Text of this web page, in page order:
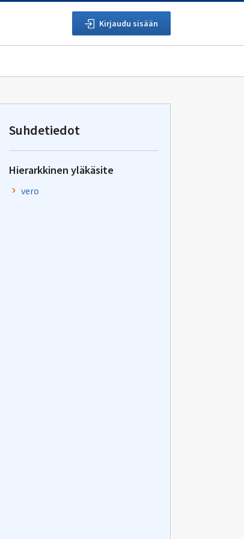
Kirjaudu sisään
Suhdetiedot
Hierarkkinen yläkäsite
vero